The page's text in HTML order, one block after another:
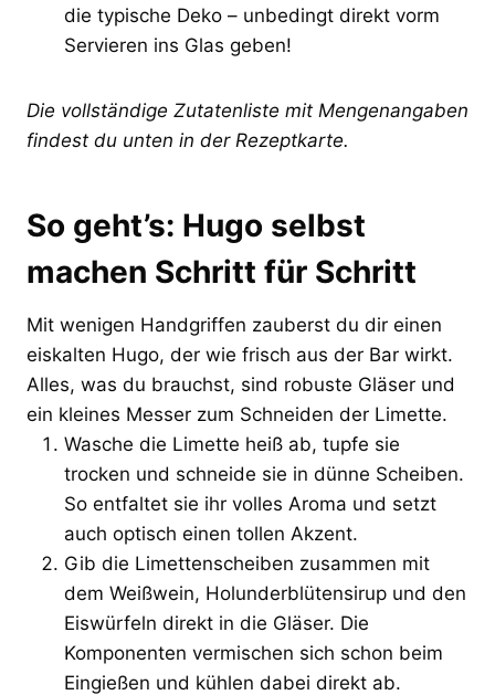
die typische Deko – unbedingt direkt vorm
Servieren ins Glas geben!
Die vollständige Zutatenliste mit Mengenangaben
findest du unten in der Rezeptkarte.
So geht’s: Hugo selbst
machen Schritt für Schritt
Mit wenigen Handgriffen zauberst du dir einen
eiskalten Hugo, der wie frisch aus der Bar wirkt.
Alles, was du brauchst, sind robuste Gläser und
ein kleines Messer zum Schneiden der Limette.
Wasche die Limette heiß ab, tupfe sie
trocken und schneide sie in dünne Scheiben.
So entfaltet sie ihr volles Aroma und setzt
auch optisch einen tollen Akzent.
Gib die Limettenscheiben zusammen mit
dem Weißwein, Holunderblütensirup und den
Eiswürfeln direkt in die Gläser. Die
Komponenten vermischen sich schon beim
Eingießen und kühlen dabei direkt ab.